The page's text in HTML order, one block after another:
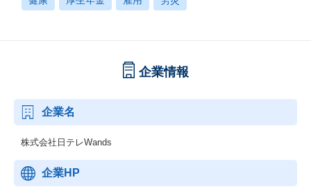
企業情報
企業名
株式会社日テレWands
企業HP